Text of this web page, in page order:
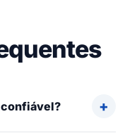
confiável?